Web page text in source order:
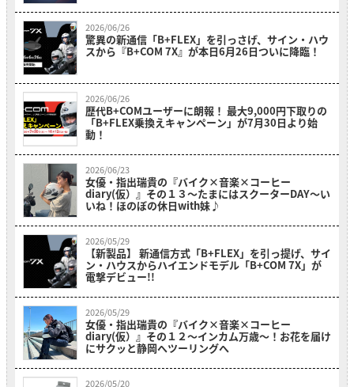
2026/06/26
驚異の新通信「B+FLEX」を引っさげ、サイン・ハウ
スから『B+COM 7X』が本日6月26日ついに降臨！
2026/06/26
歴代B+COMユーザーに朗報！ 最大9,000円下取りの
「B+FLEX乗換えキャンペーン」が7月30日より始
動！
2026/06/23
女優・指出瑞貴の『バイク×音楽×コーヒー
diary(仮）』その１３〜たまにはスクーターDAY～い
いね！ほのぼの休日with妹♪
2026/05/29
【新製品】 新通信方式「B+FLEX」を引っ提げ、サイ
ン・ハウスからハイエンドモデル「B+COM 7X」が
電撃デビュー!!
2026/05/29
女優・指出瑞貴の『バイク×音楽×コーヒー
diary(仮）』その１２〜インカム万歳～！お花を届け
にサクッと静岡へツーリングへ
2026/05/20